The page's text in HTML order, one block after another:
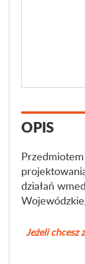
OPIS
działań
Jeżeli chcesz